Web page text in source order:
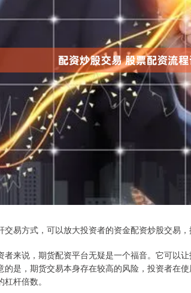
交易方式，可以放大投资者的资金配资炒股交易
者来说，期货配资平台无疑是一个福音。它可以
的是，期货交易本身存在较高的风险，投资者在
杆倍数。